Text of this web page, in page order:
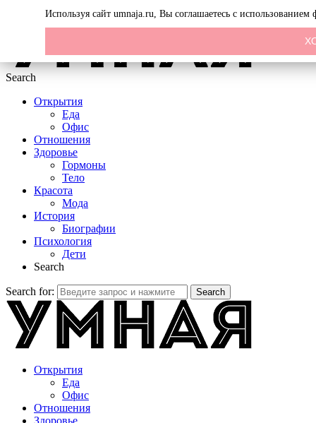
Search
Открытия
Еда
Офис
Отношения
Здоровье
Гормоны
Тело
Красота
Мода
История
Биографии
Психология
Дети
Search
Search for: Search
Открытия
Еда
Офис
Отношения
Здоровье
Используя сайт umnaja.ru, Вы соглашаетесь с использованием